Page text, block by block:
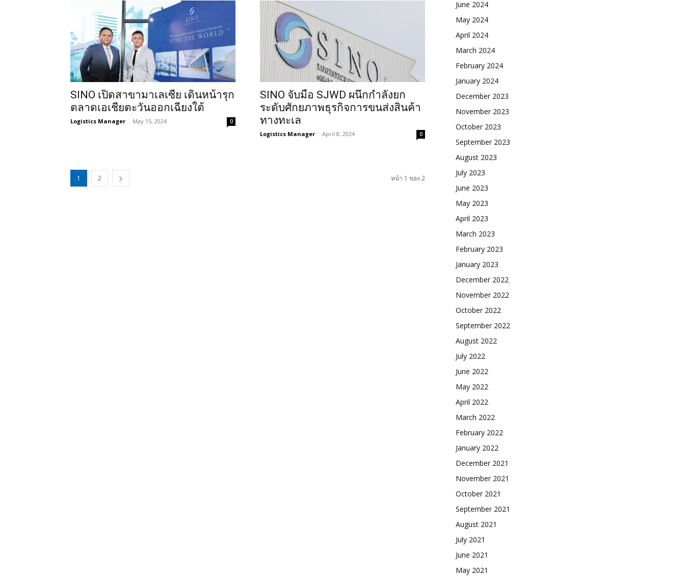
SINO เปิดสาขามาเลเซีย เดินหน้ารุก
ตลาดเอเชียตะวันออกเฉียงใต้
Logistics Manager - May 15, 2024 0
SINO จับมือ SJWD ผนึกกำลังยก
ระดับศักยภาพธุรกิจการขนส่งสินค้า
ทางทะเล
Logistics Manager - April 8, 2024 0
1 2 หน้า 1 ของ 2
June 2024
May 2024
April 2024
March 2024
February 2024
January 2024
December 2023
November 2023
October 2023
September 2023
August 2023
July 2023
June 2023
May 2023
April 2023
March 2023
February 2023
January 2023
December 2022
November 2022
October 2022
September 2022
August 2022
July 2022
June 2022
May 2022
April 2022
March 2022
February 2022
January 2022
December 2021
November 2021
October 2021
September 2021
August 2021
July 2021
June 2021
May 2021